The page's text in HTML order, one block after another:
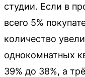
студии. Если в
всего 5%
количество
однокомнатных
39% до 38%, а